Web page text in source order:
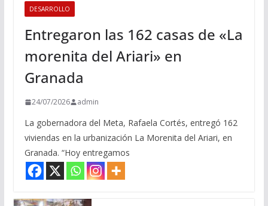
DESARROLLO
Entregaron las 162 casas de «La
morenita del Ariari» en
Granada
24/07/2026 admin
La gobernadora del Meta, Rafaela Cortés, entregó 162
viviendas en la urbanización La Morenita del Ariari, en
Granada. “Hoy entregamos